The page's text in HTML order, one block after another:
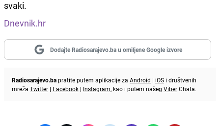
svaki.
Dnevnik.hr
Dodajte Radiosarajevo.ba u omiljene Google izvore
Radiosarajevo.bapratite putem aplikacije za Android | iOS i društvenih
mreža Twitter | Facebook | Instagram, kao i putem našeg ViberChata.